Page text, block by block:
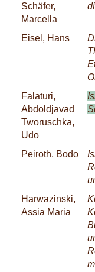
Schäfer,
Marcella
Eisel, Hans
Falaturi,
Abdoldjavad
Tworuschka,
Udo
Peiroth, Bodo
Harwazinski,
Assia Maria